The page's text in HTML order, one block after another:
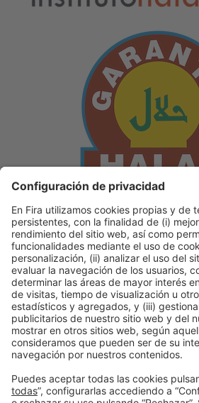
Descubre más
expositores de
Facebook Twitter LinkedIn